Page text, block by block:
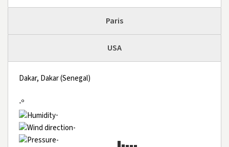
Paris
USA
Dakar, Dakar (Senegal)
-º
-
-
-